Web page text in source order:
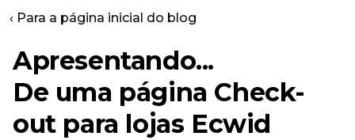
‹ Para a página inicial do blog
Apresentando...
De uma página Check-
out para lojas Ecwid